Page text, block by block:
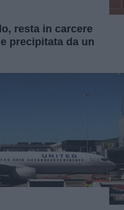
resta in carcere
precipitata da un